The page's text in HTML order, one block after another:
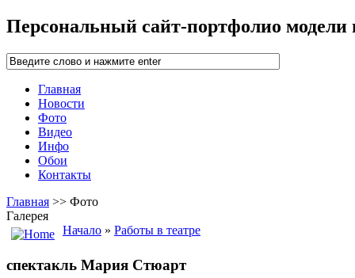
Персональный сайт-портфолио
Главная
Новости
Фото
Видео
Инфо
Обои
Контакты
Главная >> Фото
Галерея
Начало » Работы в театре
спектакль Мария Стюарт